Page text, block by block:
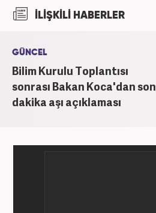
İLİŞKİLİ HABERLER
GÜNCEL
Bilim Kurulu Toplantısı
sonrası Bakan Koca'dan son
dakika aşı açıklaması